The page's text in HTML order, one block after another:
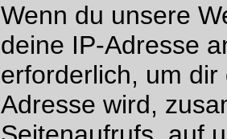
Wenn du unsere
deine IP-Adresse
Adresse wird,